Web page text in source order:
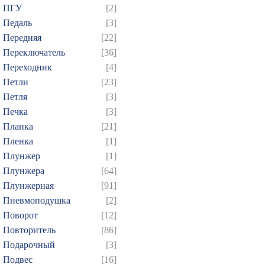
ПГУ
[2]
Педаль
[3]
Передняя
[22]
Переключатель
[36]
Переходник
[4]
Петли
[23]
Петля
[3]
Печка
[3]
Планка
[21]
Пленка
[1]
Плунжер
[1]
Плунжера
[64]
Плунжерная
[91]
Пневмоподушка
[2]
Поворот
[12]
Повторитель
[86]
Подарочный
[3]
Подвес
[16]